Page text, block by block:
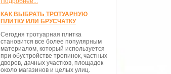
КАК ВЫБРАТЬ ТРОТУАРНУЮ
ПЛИТКУ ИЛИ БРУСЧАТКУ
Сегодня тротуарная плитка
становится все более популярным
материалом, который используется
при обустройстве тропинок, частных
дворов, дачных участков, площадок
около магазинов и целых улиц.